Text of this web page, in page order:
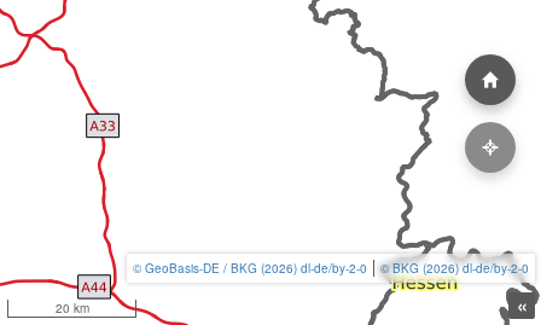
«
20 km
© GeoBasis-DE / BKG (2026) dl-de/by-2-0 © BKG (2026) dl-de/by-2-0